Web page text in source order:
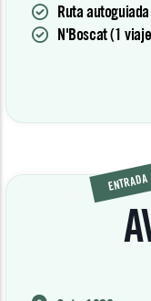
Ruta autoguiada
N'Boscat (1
ENTRADA